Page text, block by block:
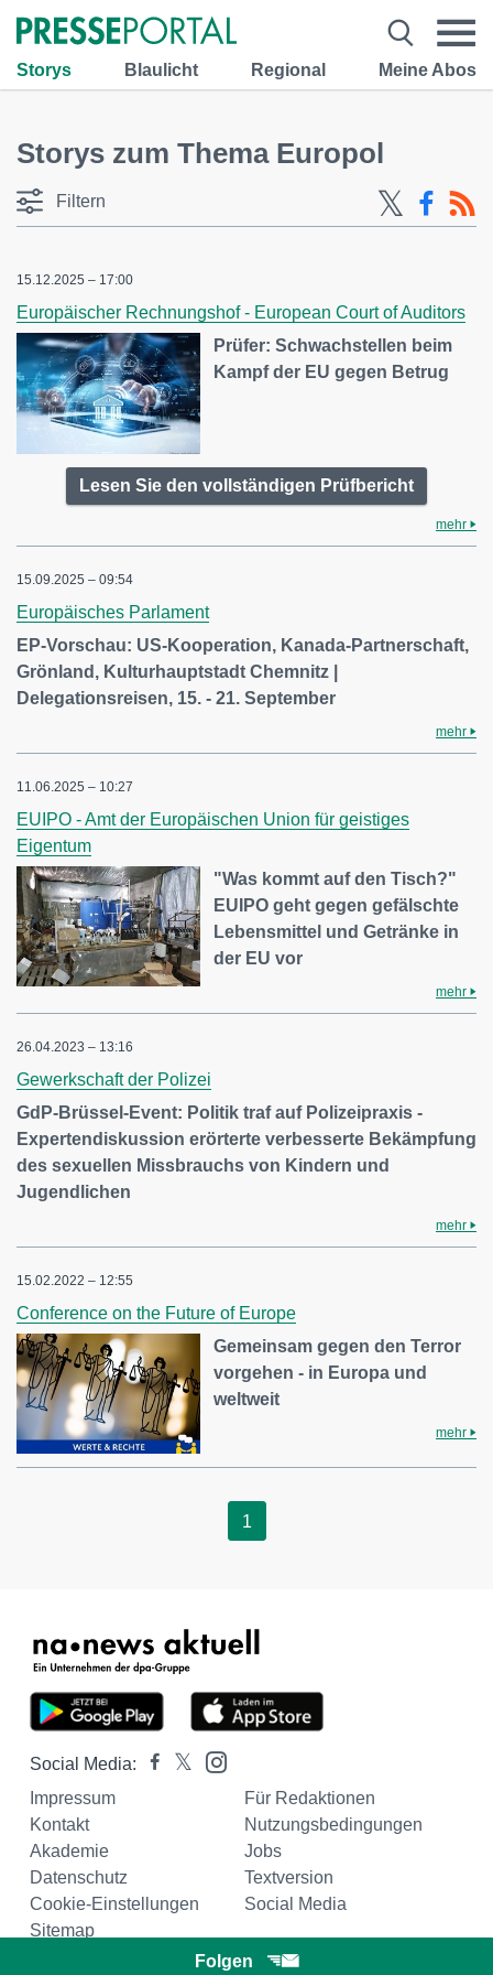
Storys Blaulicht Regional Meine Abos
Storys zum Thema Europol
Folgen
Filtern
15.12.2025 – 17:00
Europäischer Rechnungshof - European Court of Auditors
Prüfer: Schwachstellen beim
Kampf der EU gegen Betrug
Lesen Sie den vollständigen Prüfbericht
mehr
15.09.2025 – 09:54
Europäisches Parlament
EP-Vorschau: US-Kooperation, Kanada-Partnerschaft,
Grönland, Kulturhauptstadt Chemnitz |
Delegationsreisen, 15. - 21. September
mehr
11.06.2025 – 10:27
EUIPO - Amt der Europäischen Union für geistiges
Eigentum
"Was kommt auf den Tisch?"
EUIPO geht gegen gefälschte
Lebensmittel und Getränke in
der EU vor
mehr
26.04.2023 – 13:16
Gewerkschaft der Polizei
GdP-Brüssel-Event: Politik traf auf Polizeipraxis -
Expertendiskussion erörterte verbesserte Bekämpfung
des sexuellen Missbrauchs von Kindern und
Jugendlichen
mehr
15.02.2022 – 12:55
Conference on the Future of Europe
Gemeinsam gegen den Terror
vorgehen - in Europa und
weltweit
mehr
1
Social Media:
Impressum
Für Redaktionen
Kontakt
Nutzungsbedingungen
Akademie
Jobs
Datenschutz
Textversion
Cookie-Einstellungen
Social Media
Sitemap